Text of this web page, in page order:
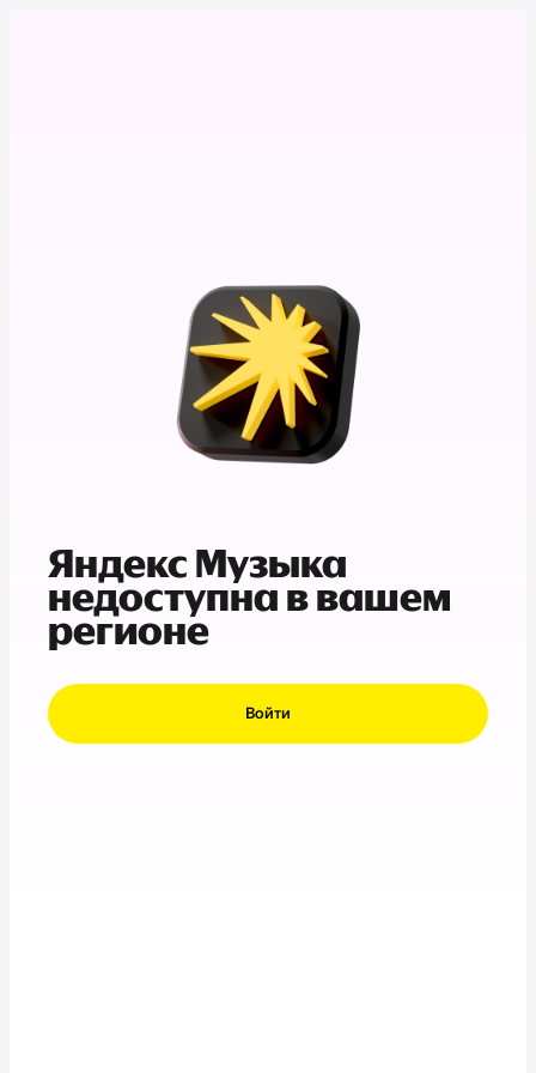
Яндекс Музыка
недоступна в вашем
регионе
Войти